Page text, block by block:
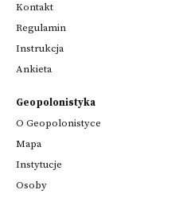
Kontakt
Regulamin
Instrukcja
Ankieta
Geopolonistyka
O Geopolonistyce
Mapa
Instytucje
Osoby